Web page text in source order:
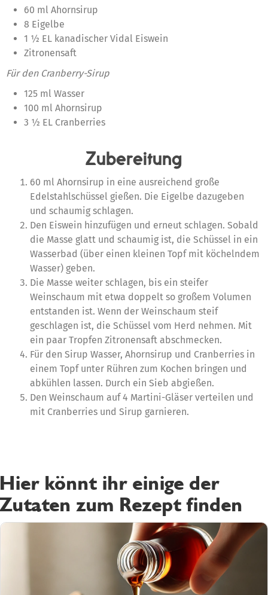
60 ml Ahornsirup
8 Eigelbe
1 ½ EL kanadischer Vidal Eiswein
Zitronensaft
Für den Cranberry-Sirup
125 ml Wasser
100 ml Ahornsirup
3 ½ EL Cranberries
Zubereitung
60 ml Ahornsirup in eine ausreichend große
Edelstahlschüssel gießen. Die Eigelbe dazugeben
und schaumig schlagen.
Den Eiswein hinzufügen und erneut schlagen. Sobald
die Masse glatt und schaumig ist, die Schüssel in ein
Wasserbad (über einen kleinen Topf mit köchelndem
Wasser) geben.
Die Masse weiter schlagen, bis ein steifer
Weinschaum mit etwa doppelt so großem Volumen
entstanden ist. Wenn der Weinschaum steif
geschlagen ist, die Schüssel vom Herd nehmen. Mit
ein paar Tropfen Zitronensaft abschmecken.
Für den Sirup Wasser, Ahornsirup und Cranberries in
einem Topf unter Rühren zum Kochen bringen und
abkühlen lassen. Durch ein Sieb abgießen.
Den Weinschaum auf 4 Martini-Gläser verteilen und
mit Cranberries und Sirup garnieren.
Hier könnt ihr einige der
Zutaten zum Rezept finden